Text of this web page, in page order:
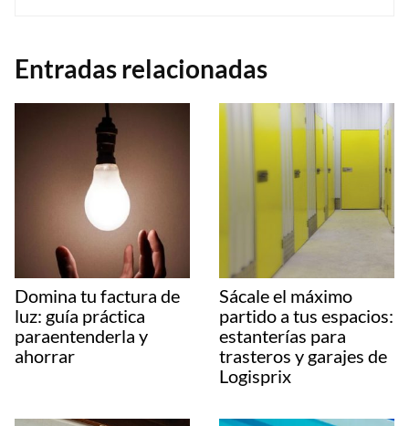
Entradas relacionadas
Domina tu factura de
luz: guía práctica
paraentenderla y
ahorrar
Sácale el máximo
partido a tus espacios:
estanterías para
trasteros y garajes de
Logisprix